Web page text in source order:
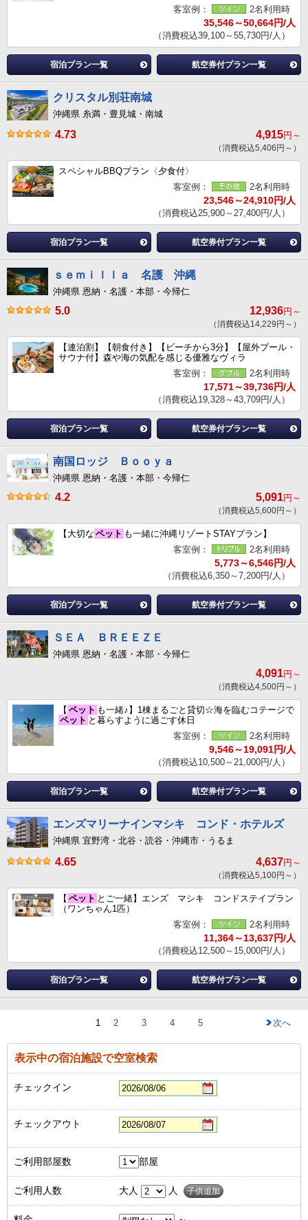
客室例：
2名利用時
35,546～50,664円/人
（消費税込39,100～55,730円/人）
宿泊プラン一覧 航空券付プラン一覧
クリスタル別荘南城
沖縄県 糸満・豊見城・南城
4.73 4,915円～
（消費税込5,406円～）
スペシャルBBQプラン〈夕食付〉
客室例：
2名利用時
23,546～24,910円/人
（消費税込25,900～27,400円/人）
宿泊プラン一覧 航空券付プラン一覧
ｓｅｍｉｌｌａ 名護 沖縄
沖縄県 恩納・名護・本部・今帰仁
5.0 12,936円～
（消費税込14,229円～）
【連泊割】【朝食付き】【ビーチから3分】【屋外プール・
サウナ付】森や海の気配を感じる優雅なヴィラ
客室例：
2名利用時
17,571～39,736円/人
（消費税込19,328～43,709円/人）
宿泊プラン一覧 航空券付プラン一覧
南国ロッジ Ｂｏｏｙａ
沖縄県 恩納・名護・本部・今帰仁
4.2 5,091円～
（消費税込5,600円～）
【大切な ペット も一緒に沖縄リゾートSTAYプラン】
客室例：
2名利用時
5,773～6,546円/人
（消費税込6,350～7,200円/人）
宿泊プラン一覧 航空券付プラン一覧
ＳＥＡ ＢＲＥＥＺＥ
沖縄県 恩納・名護・本部・今帰仁
4,091円～
（消費税込4,500円～）
【 ペット も一緒♪】1棟まるごと貸切☆海を臨むコテージで
ペット と暮らすように過ごす休日
客室例：
2名利用時
9,546～19,091円/人
（消費税込10,500～21,000円/人）
宿泊プラン一覧 航空券付プラン一覧
エンズマリーナインマシキ コンド・ホテルズ
沖縄県 宜野湾・北谷・読谷・沖縄市・うるま
4.65 4,637円～
（消費税込5,100円～）
【 ペット とご一緒】エンズ マシキ コンドステイプラン
（ワンちゃん1匹）
客室例：
2名利用時
11,364～13,637円/人
（消費税込12,500～15,000円/人）
宿泊プラン一覧 航空券付プラン一覧
1 2 3 4 5 次へ
表示中の宿泊施設で空室検索
チェックイン
チェックアウト
ご利用部屋数 部屋
ご利用人数 大人 人 子供追加